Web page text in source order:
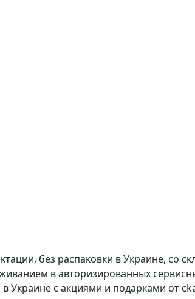
без распаковки в Украине, со
в авторизированных
Украине с акциями и подарками от